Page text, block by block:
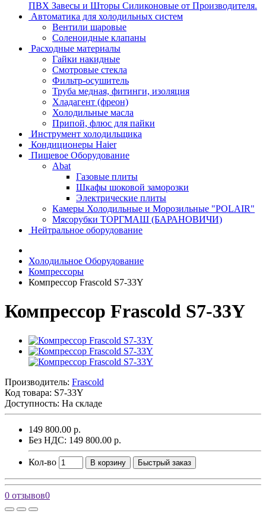
ПВХ Завесы и Шторы Силиконовые от Производителя.
Автоматика для холодильных систем
Вентили шаровые
Соленоидные клапаны
Расходные материалы
Гайки накидные
Смотровые стекла
Фильтр-осушитель
Труба медная, фитинги, изоляция
Хладагент (фреон)
Холодильные масла
Припой, флюс для пайки
Инструмент холодильщика
Кондиционеры Haier
Пищевое Оборудование
Abat
Газовые плиты
Шкафы шоковой заморозки
Электрические плиты
Камеры Холодильные и Морозильные "POLAIR"
Мясорубки ТОРГМАШ (БАРАНОВИЧИ)
Нейтральное оборудование
Холодильное Оборудование
Компрессоры
Компрессор Frascold S7-33Y
Компрессор Frascold S7-33Y
Производитель: Frascold
Код товара: S7-33Y
Доступность: На складе
149 800.00 р.
Без НДС: 149 800.00 р.
Кол-во В корзину Быстрый заказ
0 отзывов0